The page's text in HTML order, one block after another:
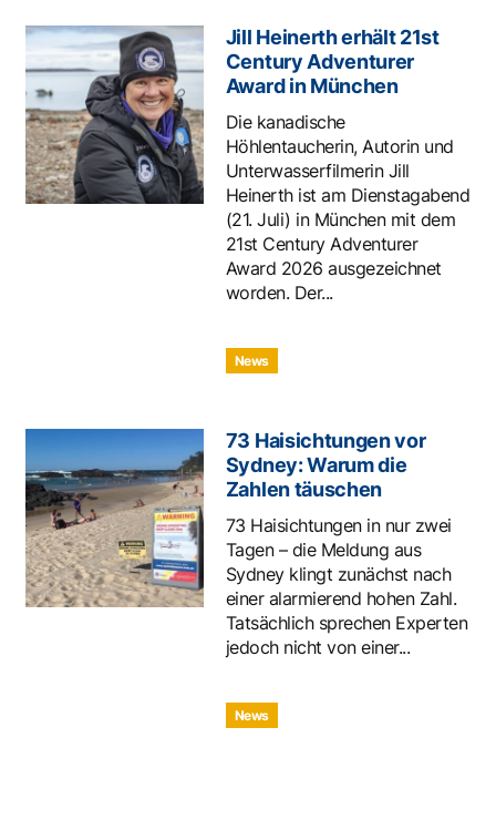
Jill Heinerth erhält 21st
Century Adventurer
Award in München
Die kanadische
Höhlentaucherin, Autorin und
Unterwasserfilmerin Jill
Heinerth ist am Dienstagabend
(21. Juli) in München mit dem
21st Century Adventurer
Award 2026 ausgezeichnet
worden. Der...
News
73 Haisichtungen vor
Sydney: Warum die
Zahlen täuschen
73 Haisichtungen in nur zwei
Tagen – die Meldung aus
Sydney klingt zunächst nach
einer alarmierend hohen Zahl.
Tatsächlich sprechen Experten
jedoch nicht von einer...
News